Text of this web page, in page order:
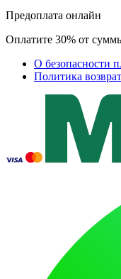
Предоплата онлайн
Оплатите 30% от
О безопасности
Политика